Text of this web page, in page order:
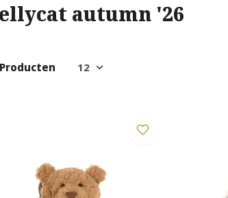
autumn '26